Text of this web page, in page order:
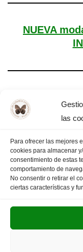
las
Para ofrecer las mejores
cookies para almacenar
consentimiento de estas
comportamiento de
No consentir o retirar el
ciertas características y
NUEVA
Día Mundial
1 2 3 … 13
POLITICA DE